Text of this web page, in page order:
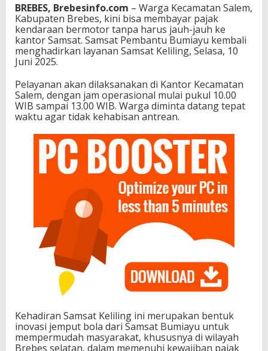
BREBES, Brebesinfo.com – Warga Kecamatan Salem,
Kabupaten Brebes, kini bisa membayar pajak
kendaraan bermotor tanpa harus jauh-jauh ke
kantor Samsat. Samsat Pembantu Bumiayu kembali
menghadirkan layanan Samsat Keliling, Selasa, 10
Juni 2025.
Pelayanan akan dilaksanakan di Kantor Kecamatan
Salem, dengan jam operasional mulai pukul 10.00
WIB sampai 13.00 WIB. Warga diminta datang tepat
waktu agar tidak kehabisan antrean.
Kehadiran Samsat Keliling ini merupakan bentuk
inovasi jemput bola dari Samsat Bumiayu untuk
mempermudah masyarakat, khususnya di wilayah
Brebes selatan, dalam memenuhi kewajiban pajak